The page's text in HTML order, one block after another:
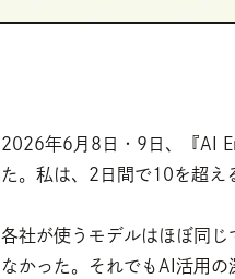
2026年6月8日・9日、『AI
た。私は、2日間で10を超え
各社が使うモデルはほぼ同
なかった。それでもAI活用